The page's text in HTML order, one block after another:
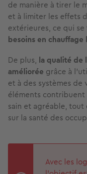
de manière à tirer le
et à limiter les effets
extérieures, ce qui
besoins en
De plus, la qualité de
améliorée grâce à
et à des systèmes
éléments
sain et agréable,
sur la santé des
Avec les